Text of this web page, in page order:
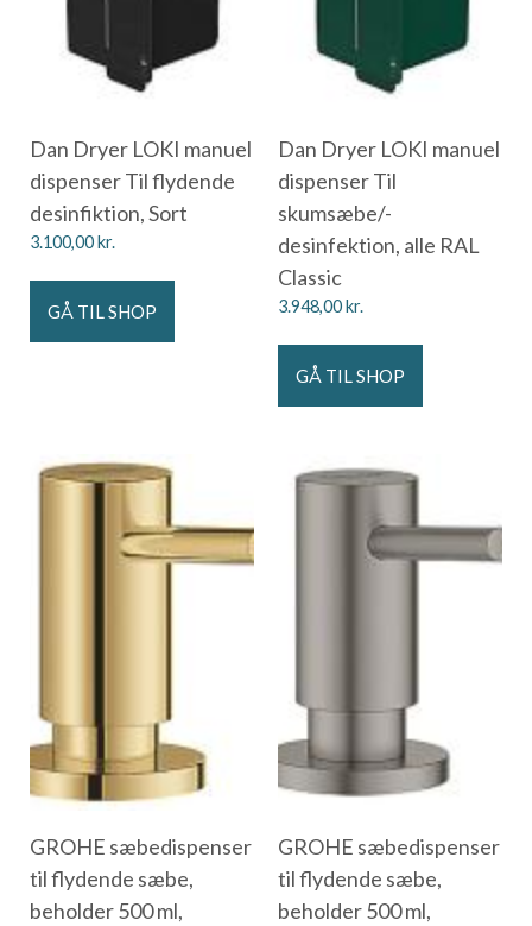
Dan Dryer LOKI manuel
dispenser Til flydende
desinfiktion, Sort
3.100,00kr.
GÅ TIL SHOP
Dan Dryer LOKI manuel
dispenser Til
skumsæbe/-
desinfektion, alle RAL
Classic
3.948,00kr.
GÅ TIL SHOP
GROHE sæbedispenser
til flydende sæbe,
beholder 500 ml,
GROHE sæbedispenser
til flydende sæbe,
beholder 500 ml,